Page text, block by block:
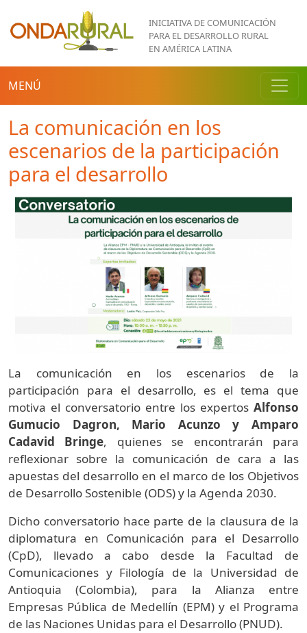
Pasar al contenido principal
INICIATIVA DE COMUNICACIÓN
PARA EL DESARROLLO RURAL
EN AMÉRICA LATINA
MENÚ
La comunicación en los
escenarios de la participación
para el desarrollo
La comunicación en los escenarios de la
participación para el desarrollo, es el tema que
motiva el conversatorio entre los expertos Alfonso
Gumucio Dagron, Mario Acunzo y Amparo
Cadavid Bringe, quienes se encontrarán para
reflexionar sobre la comunicación de cara a las
apuestas del desarrollo en el marco de los Objetivos
de Desarrollo Sostenible (ODS) y la Agenda 2030.
Dicho conversatorio hace parte de la clausura de la
diplomatura en Comunicación para el Desarrollo
(CpD), llevado a cabo desde la Facultad de
Comunicaciones y Filología de la Universidad de
Antioquia (Colombia), para la Alianza entre
Empresas Pública de Medellín (EPM) y el Programa
de las Naciones Unidas para el Desarrollo (PNUD).